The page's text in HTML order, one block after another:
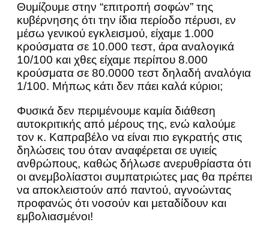
Θυμίζουμε στην “επιτροπή σοφών” της
κυβέρνησης ότι την ίδια περίοδο πέρυσι, εν
μέσω γενικού εγκλεισμού, είχαμε 1.000
κρούσματα σε 10.000 τεστ, άρα αναλογικά
10/100 και χθες είχαμε περίπου 8.000
κρούσματα σε 80.0000 τεστ δηλαδή αναλόγια
1/100. Μήπως κάτι δεν πάει καλά κύριοι;
Φυσικά δεν περιμένουμε καμία διάθεση
αυτοκριτικής από μέρους της, ενώ καλούμε
τον κ. Καπραβέλο να είναι πιο εγκρατής στις
δηλώσεις του όταν αναφέρεται σε υγιείς
ανθρώπους, καθώς δήλωσε ανερυθρίαστα ότι
οι ανεμβολίαστοι συμπατριώτες μας θα πρέπει
να αποκλειστούν από παντού, αγνοώντας
προφανώς ότι νοσούν και μεταδίδουν και
εμβολιασμένοι!